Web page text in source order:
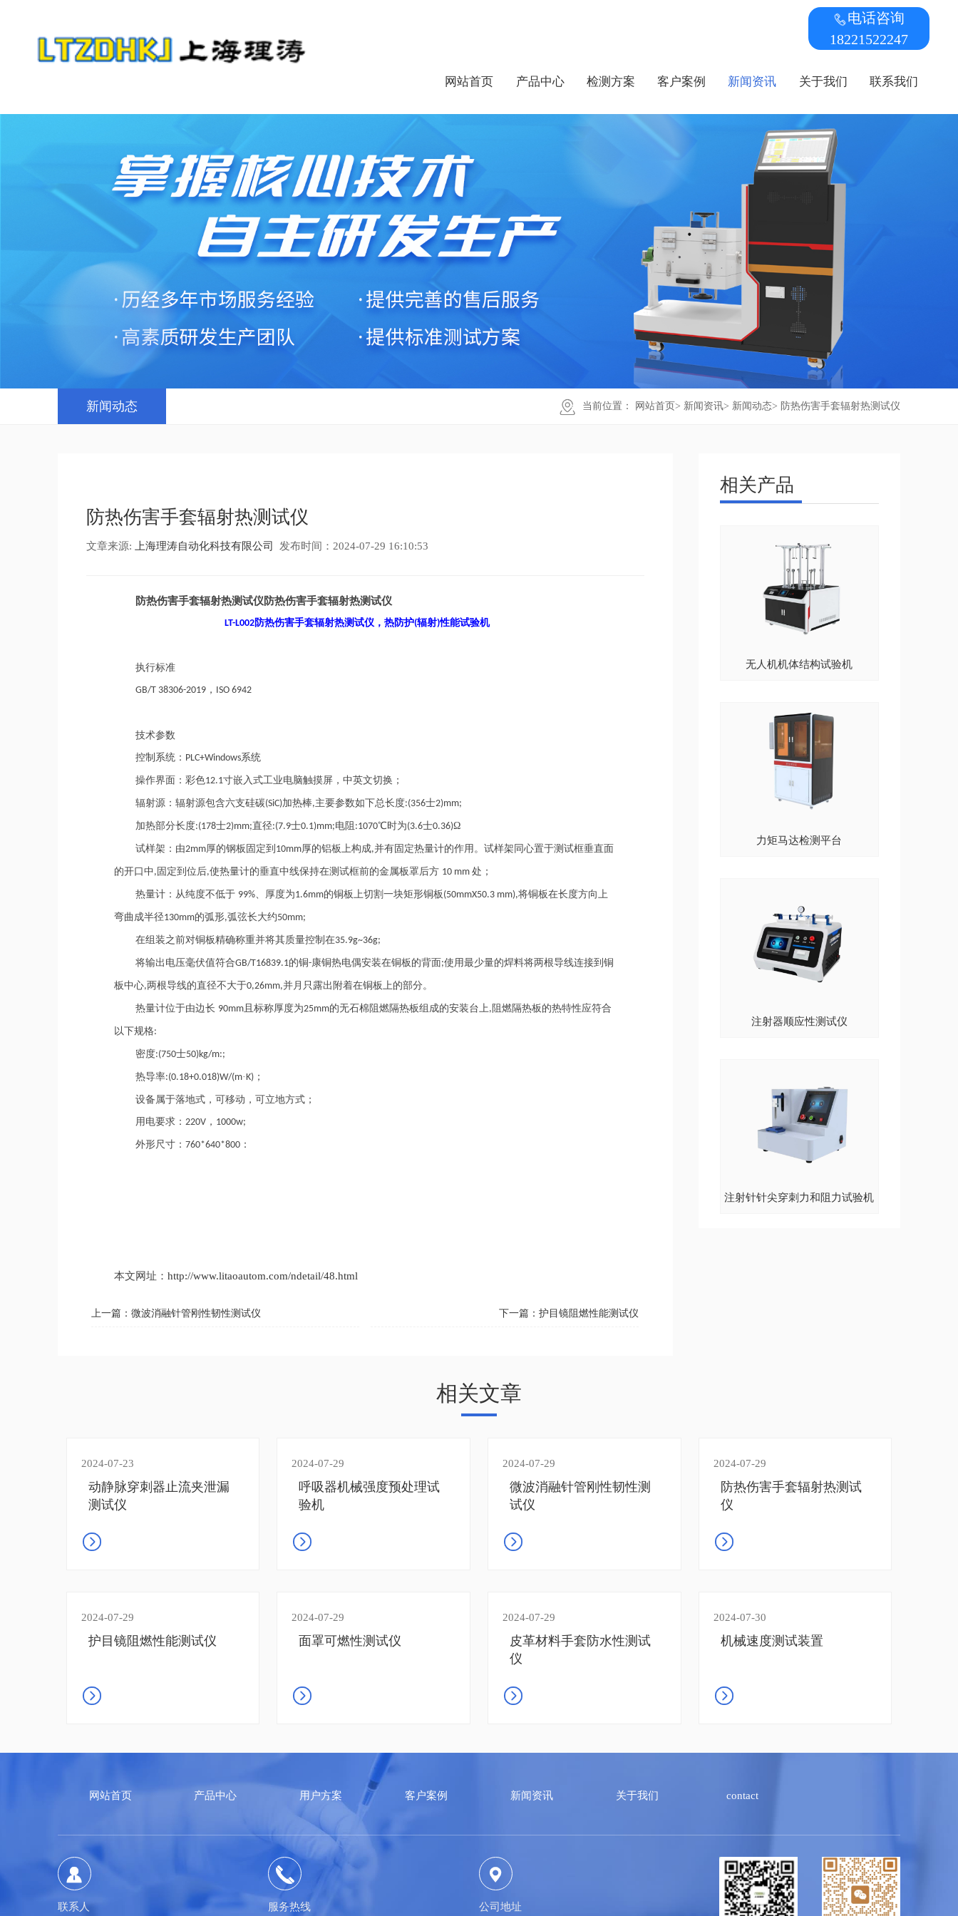
电话咨询
18221522247
网站首页 产品中心 检测方案 客户案例 新闻资讯 关于我们 联系我们
新闻动态 当前位置： 网站首页> 新闻资讯> 新闻动态> 防热伤害手套辐射热测试仪
防热伤害手套辐射热测试仪
文章来源: 上海理涛自动化科技有限公司 发布时间：2024-07-29 16:10:53
防热伤害手套辐射热测试仪防热伤害手套辐射热测试仪
LT-L002防热伤害手套辐射热测试仪，热防护(辐射)性能试验机
执行标准
GB/T 38306-2019， ISO 6942
技术参数
控制系统： PLC+Windows系统
操作界面：彩色12.1寸嵌入式工业电脑触摸屏，中英文切换；
辐射源：辐射源包含六支硅碳(SiC)加热棒,主要参数如下总长度:(356士2)mm;
加热部分长度:(178士2)mm;直径:(7.9士0.1)mm;电阻:1070℃时为(3.6士0.36)Ω
试样架 ： 由2mm厚的钢板固定到 10mm厚的铝板上构成,并有固定热量计的作用。试样架同心置于测试框垂直面
的开口中 , 固定到位后,使热量计的垂直中线保持在测试框前的金属板罩后方 10 mm 处 ；
热量计：从纯度不低于 99%、厚度为1.6mm的铜板上切割一块矩形铜板(50mmX50.3 mm),将铜板在长度方向上
弯曲成半径130mm的弧形,弧弦长大约50mm;
在组装之前对铜板精确称重并将其质量控制在35.9g~36g;
将输出电压毫伏值符合GB/T16839.1的铜-康铜热电偶安装在铜板的背面;使用最少量的焊料将两根导线连接到铜
板中心,两根导线的直径不大于0,26mm,并月只露出附着在铜板上的部分。
热量计位于由边长 90mm且标称厚度为25mm的无石棉阻燃隔热板组成的安装台上, 阻燃隔热板的热特性应符合
以下规格:
密度:(750士50)kg/m:;
热导率:(0.18+0.018)W/(m·K)；
设备属于落地式，可移动，可立地方式；
用电要求： 220V， 1000w;
外形尺寸： 760*640*800：
本文网址： http://www.litaoautom.com/ndetail/48.html
上一篇：微波消融针管刚性韧性测试仪 下一篇：护目镜阻燃性能测试仪
相关产品
无人机机体结构试验机
力矩马达检测平台
注射器顺应性测试仪
注射针针尖穿刺力和阻力试验机
相关文章
2024-07-23
动静脉穿刺器止流夹泄漏
测试仪
2024-07-29
呼吸器机械强度预处理试
验机
2024-07-29
微波消融针管刚性韧性测
试仪
2024-07-29
防热伤害手套辐射热测试
仪
2024-07-29
护目镜阻燃性能测试仪
2024-07-29
面罩可燃性测试仪
2024-07-29
皮革材料手套防水性测试
仪
2024-07-30
机械速度测试装置
网站首页 产品中心 用户方案 客户案例 新闻资讯 关于我们 contact
联系人 服务热线 公司地址